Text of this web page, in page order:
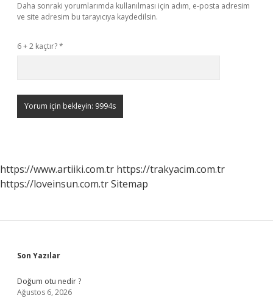
Daha sonraki yorumlarımda kullanılması için adım, e-posta adresim
ve site adresim bu tarayıcıya kaydedilsin.
6 + 2 kaçtır?*
https://www.artiiki.com.tr https://trakyacim.com.tr
https://loveinsun.com.trSitemap
Sidebar
Son Yazılar
Doğum otu nedir ?
Ağustos 6, 2026